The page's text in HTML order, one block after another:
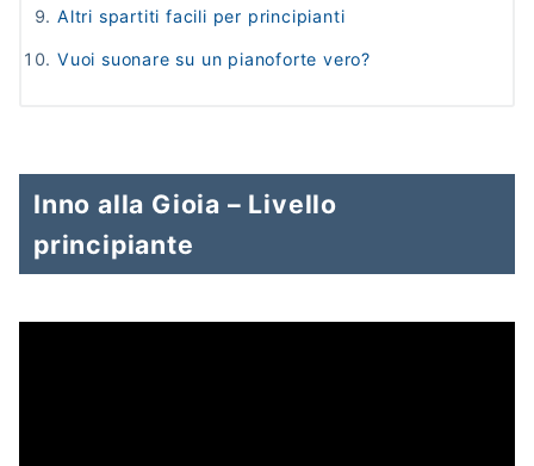
Altri spartiti facili per principianti
Vuoi suonare su un pianoforte vero?
Inno alla Gioia – Livello
principiante